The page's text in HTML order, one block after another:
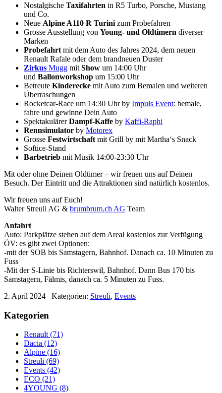
Nostalgische Taxifahrten in R5 Turbo, Porsche, Mustang
und Co.
Neue Alpine A110 R Turini zum Probefahren
Grosse Ausstellung von Young- und Oldtimern diverser
Marken
Probefahrt mit dem Auto des Jahres 2024, dem neuen
Renault Rafale oder dem brandneuen Duster
Zirkus Mugg mit Show um 14:00 Uhr
und Ballonworkshop um 15:00 Uhr
Betreute Kinderecke mit Auto zum Bemalen und weiteren
Überraschungen
Rocketcar-Race um 14:30 Uhr by Impuls Event: bemale,
fahre und gewinne Dein Auto
SpektakulärerDampf-Kaffe by Kaffi-Raphi
Rennsimulator by Motorex
Grosse Festwirtschaft mit Grill by mit Martha‘s Snack
Softice-Stand
Barbetrieb mit Musik 14:00-23:30 Uhr
Mit oder ohne Deinen Oldtimer – wir freuen uns auf Deinen
Besuch. Der Eintritt und die Attraktionen sind natürlich kostenlos.
Wir freuen uns auf Euch!
Walter Streuli AG & brumbrum.ch AG Team
Anfahrt
Auto: Parkplätze stehen auf dem Areal kostenlos zur Verfügung
ÖV: es gibt zwei Optionen:
-mit der SOB bis Samstagern, Bahnhof. Danach ca. 10 Minuten zu
Fuss
-Mit der S-Linie bis Richterswil, Bahnhof. Dann Bus 170 bis
Samstagern, Fälmis, danach ca. 5 Minuten zu Fuss.
2. April 2024
Kategorien: Streuli, Events
Kategorien
Renault (71)
Dacia (12)
Alpine (16)
Streuli (69)
Events (42)
ECO (21)
4YOUNG (8)